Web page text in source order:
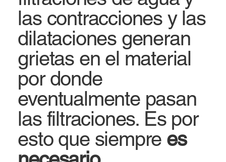
las contracciones y las
dilataciones generan
grietas en el material
por donde
eventualmente pasan
las filtraciones. Es por
esto que siempre es